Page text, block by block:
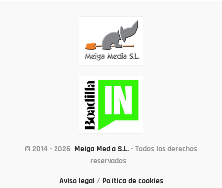
© 2014 - 2026 Meiga Media S.L. - Todos los derechos
reservados
Aviso legal / Política de cookies